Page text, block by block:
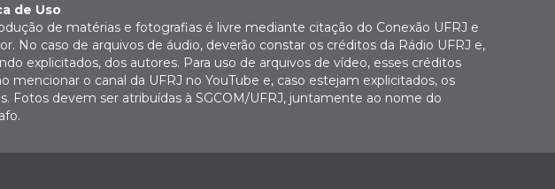
de Uso
de matérias e fotografias é livre mediante citação do Conexão UFRJ e
No caso de arquivos de áudio, deverão constar os créditos da Rádio UFRJ e,
explicitados, dos autores. Para uso de arquivos de vídeo, esses créditos
mencionar o canal da UFRJ no YouTube e, caso estejam explicitados, os
Fotos devem ser atribuídas à SGCOM/UFRJ, juntamente ao nome do